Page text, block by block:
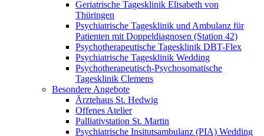
Geriatrische Tagesklinik Elisabeth von
Thüringen
Psychiatrische Tagesklinik und Ambulanz für
Patienten mit Doppeldiagnosen (Station 42)
Psychotherapeutische Tagesklinik DBT-Flex
Psychiatrische Tagesklinik Wedding
Psychotherapeutisch-Psychosomatische
Tagesklinik Clemens
Besondere Angebote
Ärztehaus St. Hedwig
Offenes Atelier
Palliativstation St. Martin
Psychiatrische Insitutsambulanz (PIA) Wedding